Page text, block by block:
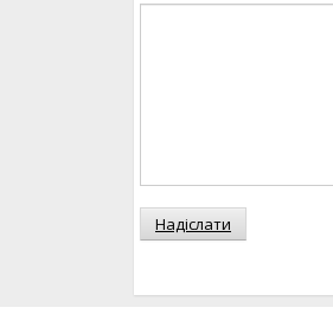
Надіслати